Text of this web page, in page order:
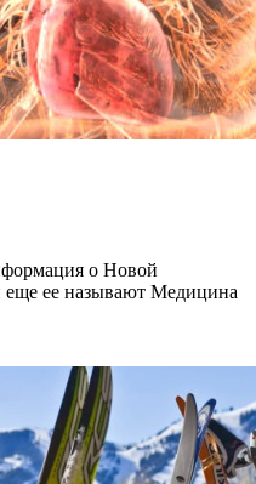
о Новой
ее называют Медицина